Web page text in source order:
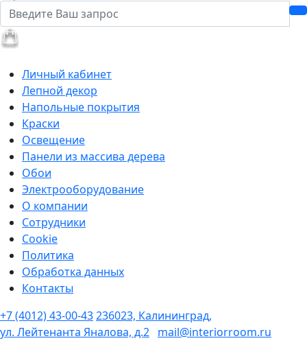
Личный кабинет
Лепной декор
Напольные покрытия
Краски
Освещение
Панели из массива дерева
Обои
Электрооборудование
О компании
Сотрудники
Cookie
Политика
Обработка данных
Контакты
+7 (4012) 43-00-43236023, Калининград,
ул. Лейтенанта Яналова, д.2 mail@interiorroom.ru